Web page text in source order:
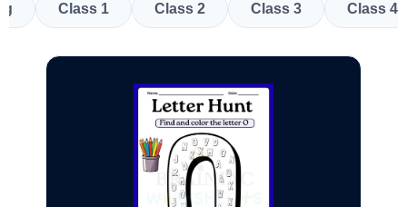
Class 1 Class 2 Class 3 Class 4